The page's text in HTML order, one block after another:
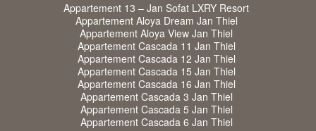
Appartement 13 – Jan Sofat LXRY Resort
Appartement Aloya Dream Jan Thiel
Appartement Aloya View Jan Thiel
Appartement Cascada 11 Jan Thiel
Appartement Cascada 12 Jan Thiel
Appartement Cascada 15 Jan Thiel
Appartement Cascada 16 Jan Thiel
Appartement Cascada 3 Jan Thiel
Appartement Cascada 5 Jan Thiel
Appartement Cascada 6 Jan Thiel